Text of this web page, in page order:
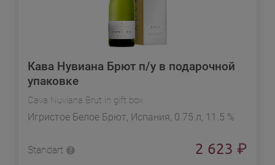
Кава Нувиана Брют п/у в подарочной
упаковке
Cava Nuviana Brut in gift box
Игристое Белое Брют, Испания, 0.75 л, 11.5 %
Standart 2 623 ₽